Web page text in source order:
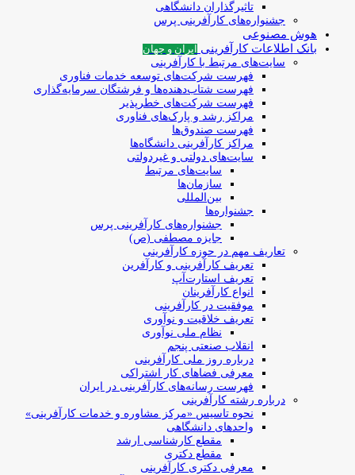
تاثیرگذاران دانشگاهی
جشنواره‌های کارآفرینی‌ پرس
هوش مصنوعی
بانک اطلاعات کارآفرینی
ایران و جهان
سایت‌های مرتبط با کارآفرینی
فهرست شرکت‌های‌‌ توسعه‌ خدمات فناوری
فهرست شتاب‌دهنده‌ها‌ و فرشتگان‌ سرمایه‌گذاری
فهرست شرکت‌های خطرپذیر
مراکز رشد و پارک‌های فناوری
فهرست صندوق‌ها
مراکز کارآفرینی دانشگاه‌ها
سایت‌های دولتی و غیردولتی
سایت‌های مرتبط
سازمان‌ها
بین‌المللی
جشنواره‌ها
جشنواره‌های کارآفرینی‌ پرس
جایزه مصطفی (ص)
تعاریف مهم در حوزه کارآفرینی
تعریف کارآفرینی و کارآفرین
تعریف استارت‌آپ
انواع کارآفرینان
موفقیت در کارآفرینی
تعریف خلاقیت و نوآوری
نظام ملی نوآوری
انقلاب صنعتی پنجم
درباره روز ملی کارآفرینی
معرفی فضاهای کار اشتراکی
فهرست رسانه‌های کارآفرینی در ایران
درباره رشته کارآفرینی
نحوه تاسیس «مرکز مشاوره و خدمات کارآفرینی»
واحدهای دانشگاهی
مقطع کارشناسی ارشد
مقطع دکتری
معرفی دکتری کارآفرینی